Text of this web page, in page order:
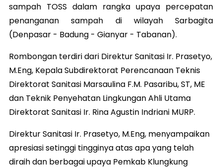
sampah TOSS dalam rangka upaya percepatan
penanganan sampah di wilayah Sarbagita
(Denpasar - Badung - Gianyar - Tabanan).
Rombongan terdiri dari Direktur Sanitasi Ir. Prasetyo,
M.Eng, Kepala Subdirektorat Perencanaan Teknis
Direktorat Sanitasi Marsaulina F.M. Pasaribu, ST, ME
dan Teknik Penyehatan Lingkungan Ahli Utama
Direktorat Sanitasi Ir. Rina Agustin Indriani MURP.
Direktur Sanitasi Ir. Prasetyo, M.Eng, menyampaikan
apresiasi setinggi tingginya atas apa yang telah
diraih dan berbagai upaya Pemkab Klungkung